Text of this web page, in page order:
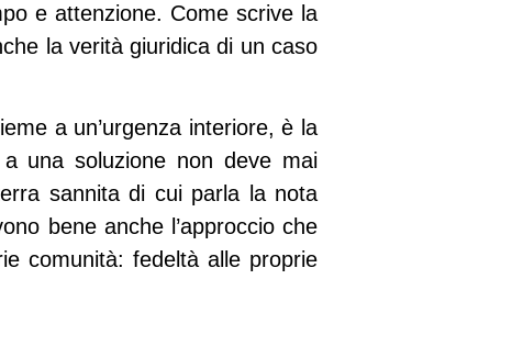
e attenzione. Come scrive la
la verità giuridica di un caso
a un’urgenza interiore, è la
una soluzione non deve mai
sannita di cui parla la nota
bene anche l’approccio che
comunità: fedeltà alle proprie